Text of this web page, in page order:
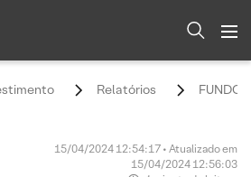
Relatórios
15/04/2024 12:54:17 • Atualizado em
15/04/2024 12:56:03